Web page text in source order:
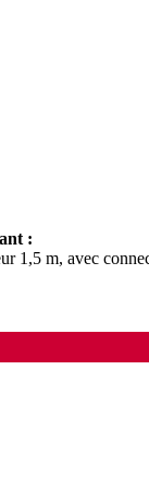
:
1,5 m, avec